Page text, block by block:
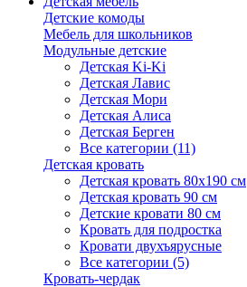
Детские комоды
Мебель для школьников
Модульные детские
Детская Ki-Ki
Детская Лавис
Детская Мори
Детская Алиса
Детская Берген
Все категории (11)
Детская кровать
Детская кровать 80х190 см
Детская кровать 90 см
Детские кровати 80 см
Кровать для подростка
Кровати двухъярусные
Все категории (5)
Кровать-чердак